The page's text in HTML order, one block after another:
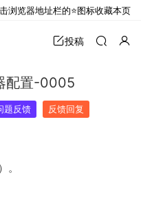
投稿
配置-0005
题反馈 反馈回复
浏览器地址栏的⭐图标收藏本页